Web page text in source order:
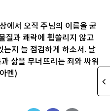
에서 오직 주님의 이름을 굳
질과 쾌락에 휩쓸리지 않고
지 늘 점검하게 하소서. 날
삶을 무너뜨리는 죄와 싸워
멘)